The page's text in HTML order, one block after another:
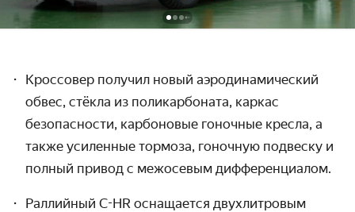
Кроссовер получил новый аэродинамический
обвес, стёкла из поликарбоната, каркас
безопасности, карбоновые гоночные кресла, а
также усиленные тормоза, гоночную подвеску и
полный привод с межосевым дифференциалом.
Раллийный C-HR оснащается двухлитровым